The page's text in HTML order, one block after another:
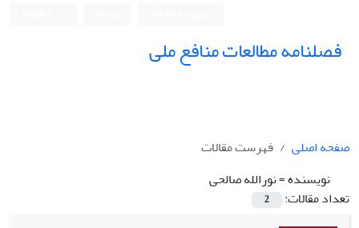
فصلنامه مطالعات منافع ملی
صفحه اصلی
فهرست مقالات
نویسنده =نورالله صالحی
تعداد مقالات:
2